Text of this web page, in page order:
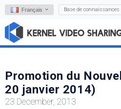
Français Base de connaissances
Promotion du
20 janvier 2014)
23 December, 2013